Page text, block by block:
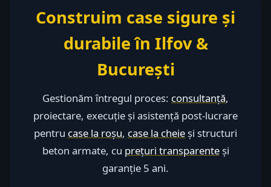
Construim case sigure și
durabile în Ilfov &
București
Gestionăm întregul proces: consultanță,
proiectare, execuție și asistență post-lucrare
pentru case la roșu, case la cheie și structuri
beton armate, cu prețuri transparenteși
garanție 5 ani.